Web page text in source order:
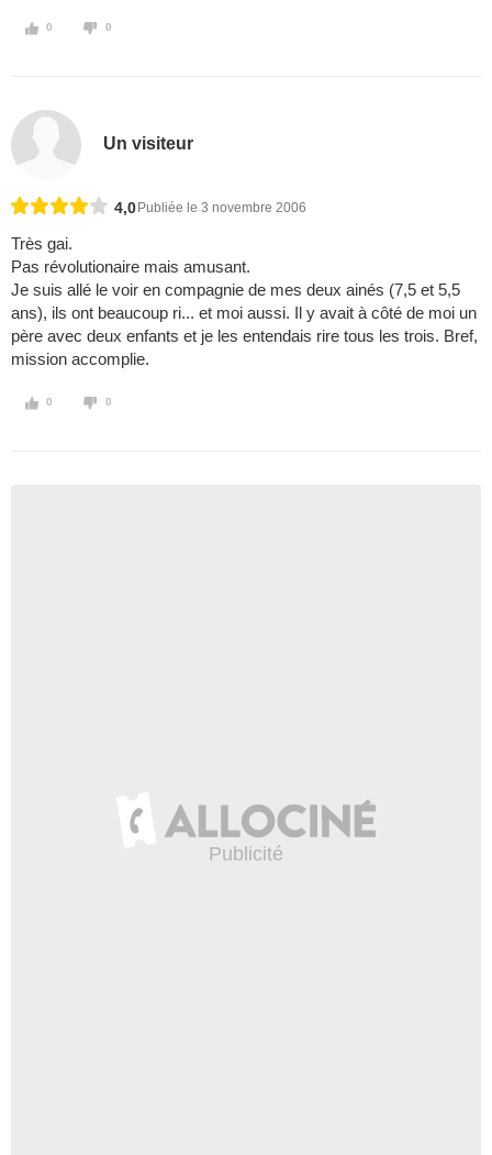
0 0
Un visiteur
4,0 Publiée le 3 novembre 2006
Très gai.
Pas révolutionaire mais amusant.
Je suis allé le voir en compagnie de mes deux ainés (7,5 et 5,5
ans), ils ont beaucoup ri... et moi aussi. Il y avait à côté de moi un
père avec deux enfants et je les entendais rire tous les trois. Bref,
mission accomplie.
0 0